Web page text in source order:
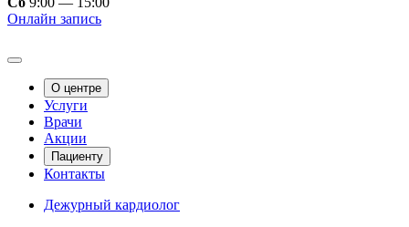
Онлайн запись
О центре
Услуги
Врачи
Акции
Пациенту
Контакты
Дежурный кардиолог